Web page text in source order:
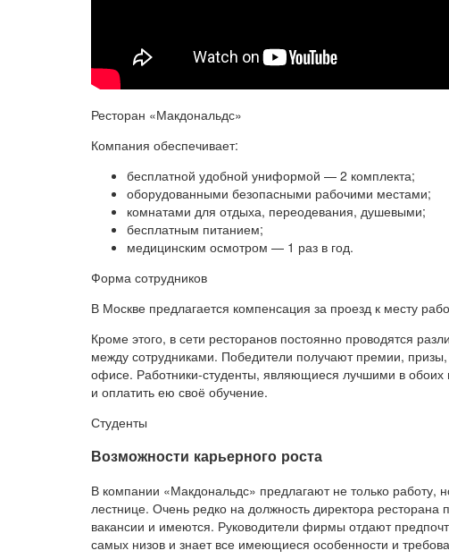
Ресторан «Макдональдс»
Компания обеспечивает:
бесплатной удобной униформой — 2 комплекта;
оборудованными безопасными рабочими местами;
комнатами для отдыха, переодевания, душевыми;
бесплатным питанием;
медицинским осмотром — 1 раз в год.
Форма сотрудников
В Москве предлагается компенсация за проезд к месту
Кроме этого, в сети ресторанов постоянно проводятся
между сотрудниками. Победители получают премии,
офисе. Работники-студенты, являющиеся лучшими в
и оплатить ею своё обучение.
Студенты
Возможности карьерного роста
В компании «Макдональдс» предлагают не только работу,
лестнице. Очень редко на должность директора
вакансии и имеются. Руководители фирмы отдают
самых низов и знает все имеющиеся особенности и